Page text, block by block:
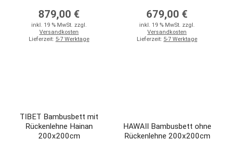
879,00 €
inkl. 19 % MwSt. zzgl.
Versandkosten
Lieferzeit: 5-7 Werktage
679,00 €
inkl. 19 % MwSt. zzgl.
Versandkosten
Lieferzeit: 5-7 Werktage
TIBET Bambusbett mit
Rückenlehne Hainan
200x200cm
HAWAII Bambusbett ohne
Rückenlehne 200x200cm